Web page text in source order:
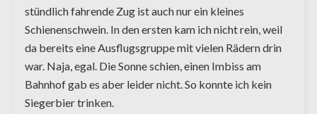
stündlich fahrende Zug ist auch nur ein kleines
Schienenschwein. In den ersten kam ich nicht rein, weil
da bereits eine Ausflugsgruppe mit vielen Rädern drin
war. Naja, egal. Die Sonne schien, einen Imbiss am
Bahnhof gab es aber leider nicht. So konnte ich kein
Siegerbier trinken.